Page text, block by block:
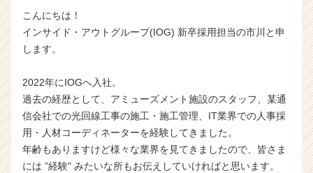
こんにちは！
インサイド・アウトグループ(IOG) 新卒採用担当の市川と申
します。
2022年にIOGへ入社。
過去の経歴として、アミューズメント施設のスタッフ、某通
信会社での光回線工事の施工・施工管理、IT業界での人事採
用・人材コーディネーターを経験してきました。
年齢もありますけど様々な業界を見てきましたので、皆さま
には ”経験" みたいな所もお伝えしていければと思います。